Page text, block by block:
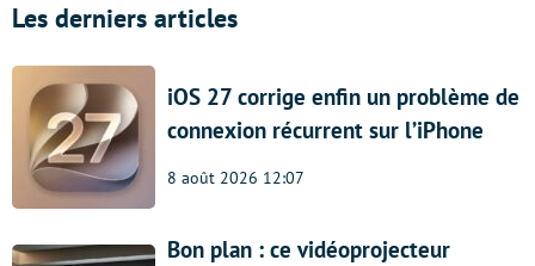
Les derniers articles
iOS 27 corrige enfin un problème de
connexion récurrent sur l’iPhone
8 août 2026 12:07
Bon plan : ce vidéoprojecteur